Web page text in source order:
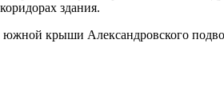
здания.
южной крыши Александровского